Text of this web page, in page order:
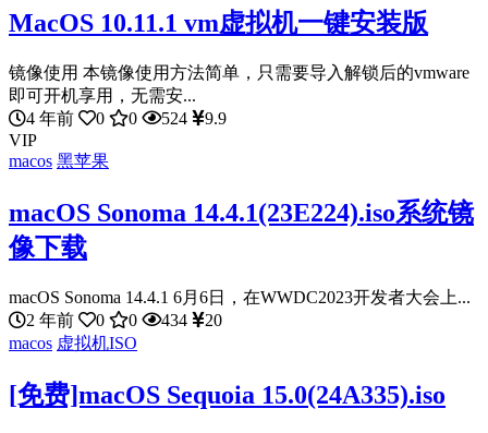
MacOS 10.11.1 vm虚拟机一键安装版
镜像使用 本镜像使用方法简单，只需要导入解锁后的vmware
即可开机享用，无需安...
4 年前
0 0 524
9.9
VIP
macos 黑苹果
macOS Sonoma 14.4.1(23E224).iso系统镜
像下载
macOS Sonoma 14.4.1 6月6日，在WWDC2023开发者大会上...
2 年前
0 0 434
20
macos 虚拟机ISO
[免费]macOS Sequoia 15.0(24A335).iso